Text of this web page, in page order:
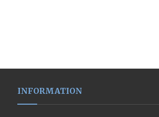
INFORMATION